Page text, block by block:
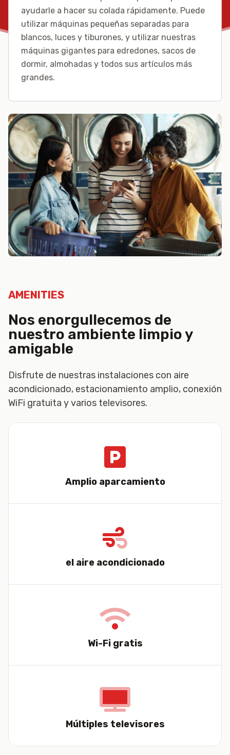
ayudarle a hacer su colada rápidamente. Puede
utilizar máquinas pequeñas separadas para
blancos, luces y tiburones, y utilizar nuestras
máquinas gigantes para edredones, sacos de
dormir, almohadas y todos sus artículos más
grandes.
AMENITIES
Nos enorgullecemos de
nuestro ambiente limpio y
amigable
Disfrute de nuestras instalaciones con aire
acondicionado, estacionamiento amplio, conexión
WiFi gratuita y varios televisores.
Amplio aparcamiento
el aire acondicionado
Wi-Fi gratis
Múltiples televisores